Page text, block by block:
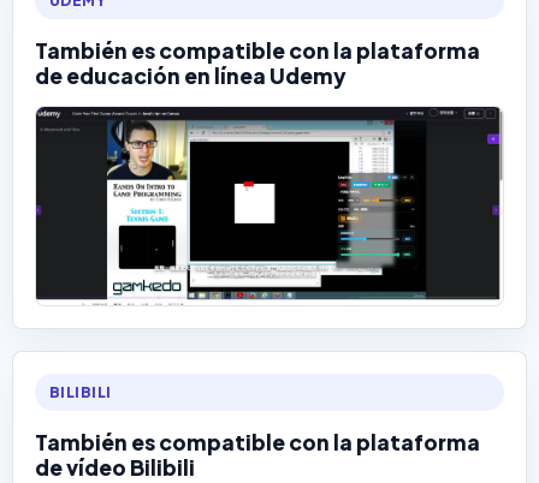
También es compatible con la plataforma
de educación en línea Udemy
BILIBILI
También es compatible con la plataforma
de vídeo Bilibili